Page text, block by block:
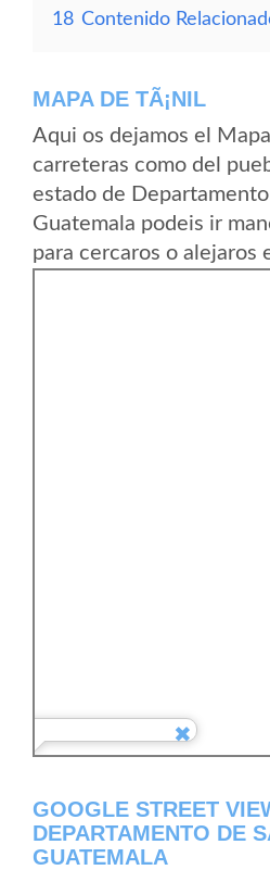
18 Contenido
MAPA DE TÃ¡NIL
Aqui os dejamos el
carreteras como del
estado de
Guatemala podeis ir
para cercaros o alejaros
GOOGLE STREET
DEPARTAMENTO DE
GUATEMALA